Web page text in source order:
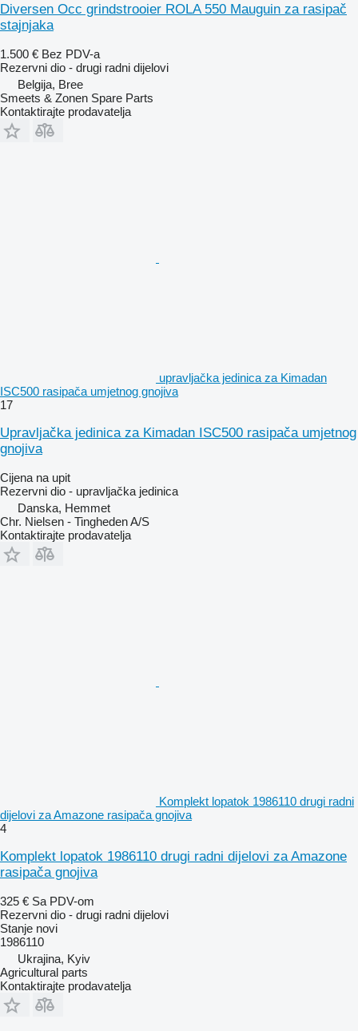
Diversen Occ grindstrooier ROLA 550 Mauguin za rasipač
stajnjaka
1.500 € Bez PDV-a
Rezervni dio - drugi radni dijelovi
Belgija, Bree
Smeets & Zonen Spare Parts
Kontaktirajte prodavatelja
upravljačka jedinica za Kimadan
ISC500 rasipača umjetnog gnojiva
17
Upravljačka jedinica za Kimadan ISC500 rasipača umjetnog
gnojiva
Cijena na upit
Rezervni dio - upravljačka jedinica
Danska, Hemmet
Chr. Nielsen - Tingheden A/S
Kontaktirajte prodavatelja
Komplekt lopatok 1986110 drugi radni
dijelovi za Amazone rasipača gnojiva
4
Komplekt lopatok 1986110 drugi radni dijelovi za Amazone
rasipača gnojiva
325 € Sa PDV-om
Rezervni dio - drugi radni dijelovi
Stanje novi
1986110
Ukrajina, Kyiv
Agricultural parts
Kontaktirajte prodavatelja